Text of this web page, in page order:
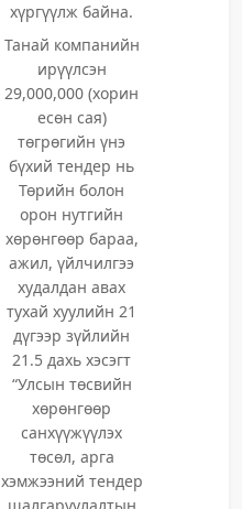
хүргүүлж байна.
Танай компанийн
ирүүлсэн
29,000,000 (хорин
есөн сая)
төгрөгийн үнэ
бүхий тендер нь
Төрийн болон
орон нутгийн
хөрөнгөөр бараа,
ажил, үйлчилгээ
худалдан авах
тухай хуулийн 21
дүгээр зүйлийн
21.5 дахь хэсэгт
“Улсын төсвийн
хөрөнгөөр
санхүүжүүлэх
төсөл, арга
хэмжээний тендер